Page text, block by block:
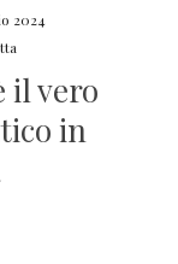
2024
il vero
in